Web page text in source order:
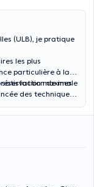
(ULB), je pratique
les plus
particulière à la
satisfaction de mes
maximale